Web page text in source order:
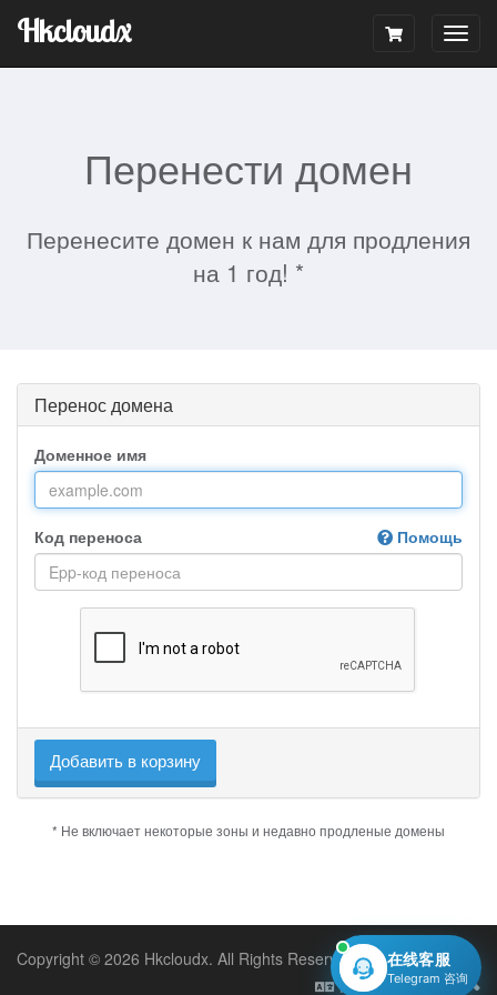
Hkcloudx
Перенести домен
Перенесите домен к нам для продления
на 1 год! *
Перенос домена
Доменное имя
Код переноса Помощь
Добавить в корзину
* Не включает некоторые зоны и недавно продленые домены
Copyright © 2026 Hkcloudx. All Rights Reserved.
Русский
在线客服
Telegram 咨询